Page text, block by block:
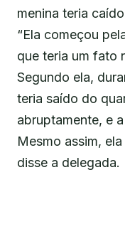
menina teria
“Ela começou
que teria um fato
Segundo ela,
teria saído do
abruptamente, e
Mesmo assim,
disse a delegada.